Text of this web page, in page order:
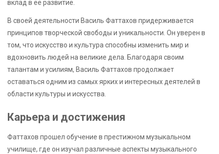
вклад в ее развитие.
В своей деятельности Василь Фаттахов придерживается
принципов творческой свободы и уникальности. Он уверен в
том, что искусство и культура способны изменить мир и
вдохновить людей на великие дела. Благодаря своим
талантам и усилиям, Василь Фаттахов продолжает
оставаться одним из самых ярких и интересных деятелей в
области культуры и искусства.
Карьера и достижения
Фаттахов прошел обучение в престижном музыкальном
училище, где он изучал различные аспекты музыкального